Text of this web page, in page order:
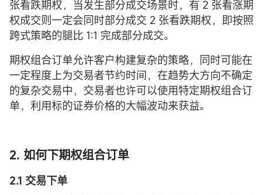
张看跌期权，当发生部分成交场景时，有 2 张看涨期
权成交则一定会同时部分成交 2 张看跌期权，即按照
跨式策略的腿比 1:1 完成部分成交。
期权组合订单允许客户构建复杂的策略，同时可能在
一定程度上为交易者节约时间，在趋势大方向不确定
的复杂交易中，交易者也许可以使用特定期权组合订
单，利用标的证券价格的大幅波动来获益。
2. 如何下期权组合订单
2.1 交易下单